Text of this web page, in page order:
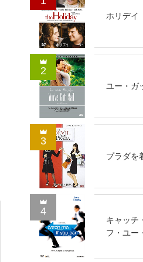
ホリデイ
2
ユー・ガ
3
プラダを
4
キャッチ
フ・ユー